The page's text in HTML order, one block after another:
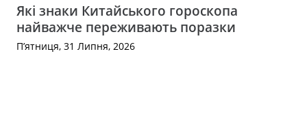
Які знаки Китайського гороскопа
найважче переживають поразки
П’ятниця, 31 Липня, 2026